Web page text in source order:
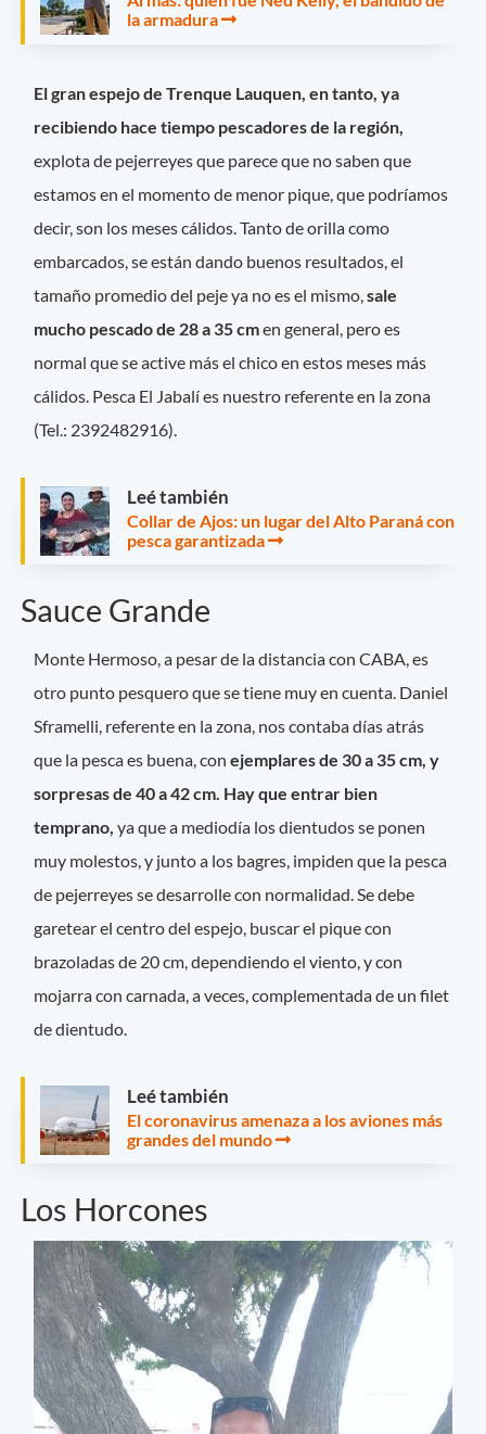
la armadura
El gran espejo de Trenque Lauquen, en tanto, ya
recibiendo hace tiempo pescadores de la región,
explota de pejerreyes que parece que no saben que
estamos en el momento de menor pique, que podríamos
decir, son los meses cálidos. Tanto de orilla como
embarcados, se están dando buenos resultados, el
tamaño promedio del peje ya no es el mismo, sale
mucho pescado de 28 a 35 cmen general, pero es
normal que se active más el chico en estos meses más
cálidos. Pesca El Jabalí es nuestro referente en la zona
(Tel.: 2392482916).
Leé también
Collar de Ajos: un lugar del Alto Paraná con
pesca garantizada
Sauce Grande
Monte Hermoso, a pesar de la distancia con CABA, es
otro punto pesquero que se tiene muy en cuenta. Daniel
Sframelli, referente en la zona, nos contaba días atrás
que la pesca es buena, conejemplares de 30 a 35 cm, y
sorpresas de 40 a 42 cm. Hay que entrar bien
temprano, ya que a mediodía los dientudos se ponen
muy molestos, y junto a los bagres, impiden que la pesca
de pejerreyes se desarrolle con normalidad. Se debe
garetear el centro del espejo, buscar el pique con
brazoladas de 20 cm, dependiendo el viento, y con
mojarra con carnada, a veces, complementada de un filet
de dientudo.
Leé también
El coronavirus amenaza a los aviones más
grandes del mundo
Los Horcones